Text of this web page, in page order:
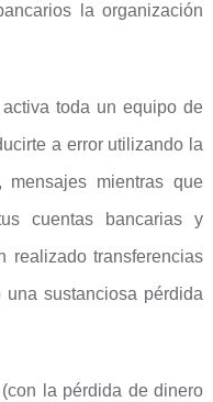
la organización
toda un equipo de
a error utilizando la
mensajes mientras que
cuentas bancarias y
realizado transferencias
sustanciosa pérdida
la pérdida de dinero